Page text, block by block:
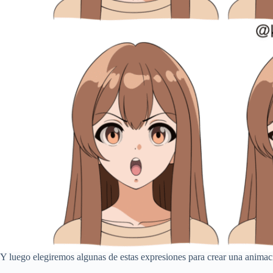
Y luego elegiremos algunas de estas expresiones para crear una